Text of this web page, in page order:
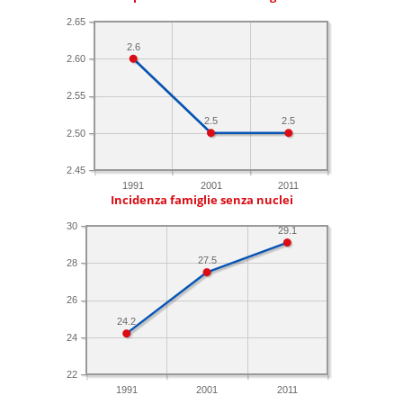
1991 2001 2011
2.45
2.50
2.55
2.60
2.65
2.5
2.5
2.6
Incidenza famiglie senza nuclei
1991 2001 2011
22
24
26
28
30 29.1
27.5
24.2